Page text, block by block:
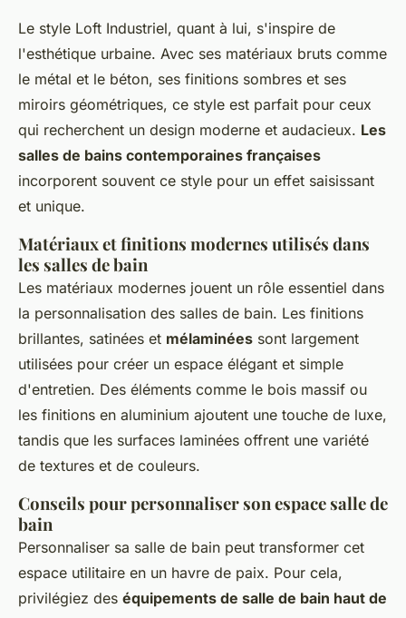
Le style Loft Industriel, quant à lui, s'inspire de
l'esthétique urbaine. Avec ses matériaux bruts comme
le métal et le béton, ses finitions sombres et ses
miroirs géométriques, ce style est parfait pour ceux
qui recherchent un design moderne et audacieux. Les
salles de bains contemporaines françaises
incorporent souvent ce style pour un effet saisissant
et unique.
Matériaux et finitions modernes utilisés dans
les salles de bain
Les matériaux modernes jouent un rôle essentiel dans
la personnalisation des salles de bain. Les finitions
brillantes, satinées et mélaminées sont largement
utilisées pour créer un espace élégant et simple
d'entretien. Des éléments comme le bois massif ou
les finitions en aluminium ajoutent une touche de luxe,
tandis que les surfaces laminées offrent une variété
de textures et de couleurs.
Conseils pour personnaliser son espace salle de
bain
Personnaliser sa salle de bain peut transformer cet
espace utilitaire en un havre de paix. Pour cela,
privilégiez des équipements de salle de bain haut de